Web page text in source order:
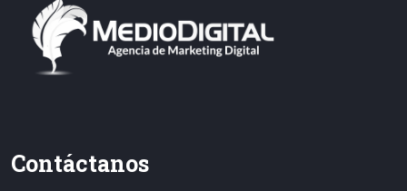
Contáctanos